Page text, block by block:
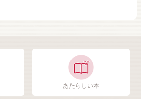
あたらしい本